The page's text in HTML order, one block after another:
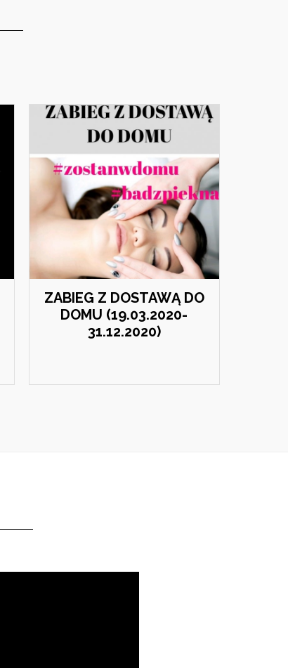
ZABIEG Z DOSTAWĄ DO
DOMU (19.03.2020-
31.12.2020)